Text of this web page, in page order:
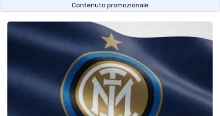
Contenuto promozionale